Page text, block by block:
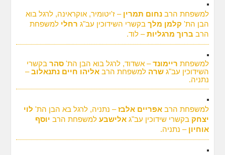
למשפחת הרבנחום תמרין – ז'יטומיר, אוקראינה, לרגל בוא
הבן הת' קלמן מלך בקשרי השידוכין עב"ג רחלילמשפחת
הרב ברוך מרגליות– לוד.
למשפחת ריימונד– אשדוד, לרגל בוא הבן הת'סהר בקשרי
השידוכין עב"גשרה למשפחת הרבאליהו חיים נתנאלוב–
נתניה.
למשפחת הרבאפריים אלבז– נתניה, לרגל בא הבן הת' לוי
יצחק בקשרי שידוכין עב"גאלישבע למשפחת הרב יוסף
אוחיון – נתניה.